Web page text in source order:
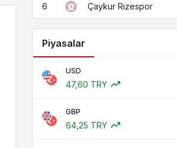
6 Çaykur Rizespor
Piyasalar
USD
47,60 TRY
GBP
64,25 TRY